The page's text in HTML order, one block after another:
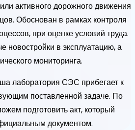
активного дорожного движения
Обоснован в рамках контроля
при оценке условий труда.
новостройки в эксплуатацию, а
мониторинга.
лаборатория СЭС прибегает к
поставленной задаче. По
подготовить акт, который
документом.